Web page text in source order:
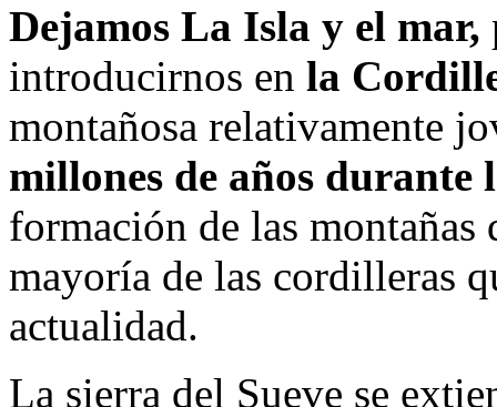
Dejamos La Isla y el mar,
introducirnos en la
montañosa relativamente
millones de años
formación de las montañas
mayoría de las cordilleras
actualidad.
La sierra del Sueve se